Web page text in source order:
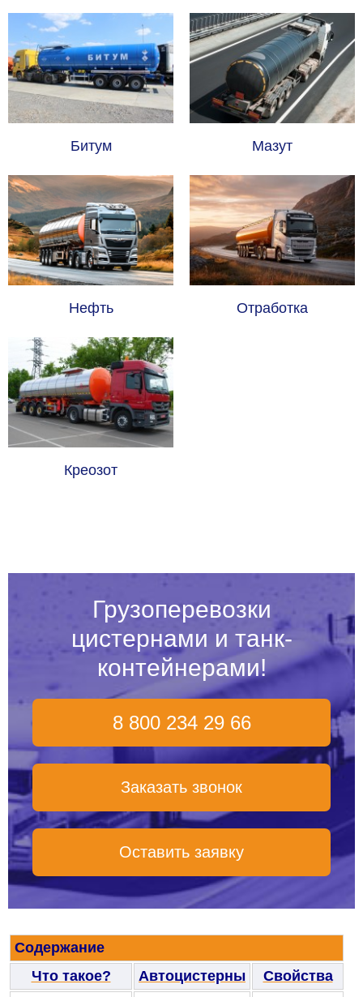
Битум Мазут
Нефть Отработка
Креозот
Грузоперевозки
цистернами и танк-
контейнерами!
8 800 234 29 66
Заказать звонок
Оставить заявку
Содержание
Что такое?
Автоцистерны
Свойства